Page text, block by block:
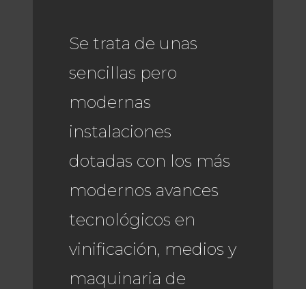
Se trata de unas
sencillas pero
modernas
instalaciones
dotadas con los más
modernos avances
tecnológicos en
vinificación, medios y
maquinaria de